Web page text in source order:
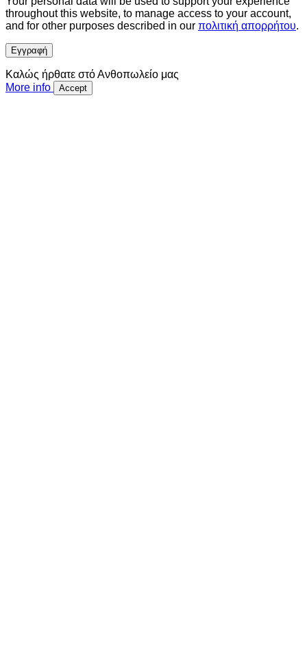
throughout this website, to manage access to your account,
and for other purposes described in our πολιτική απορρήτου.
Εγγραφή
Καλώς ήρθατε στό Ανθοπωλείο μας
More info
Accept